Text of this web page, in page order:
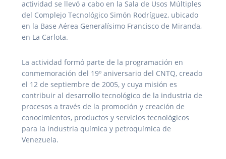
actividad se llevó a cabo en la Sala de Usos Múltiples
del Complejo Tecnológico Simón Rodríguez, ubicado
en la Base Aérea Generalísimo Francisco de Miranda,
en La Carlota.
La actividad formó parte de la programación en
conmemoración del 19º aniversario del CNTQ, creado
el 12 de septiembre de 2005, y cuya misión es
contribuir al desarrollo tecnológico de la industria de
procesos a través de la promoción y creación de
conocimientos, productos y servicios tecnológicos
para la industria química y petroquímica de
Venezuela.